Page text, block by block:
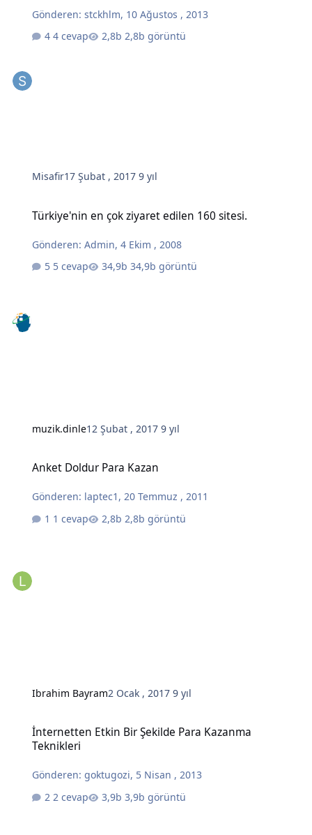
Gönderen:stckhlm, 10 Ağustos , 2013
4 cevap
2,8b görüntü
Misafir17 Şubat , 20179 yıl
Türkiye'nin en çok ziyaret edilen 160 sitesi.
Gönderen:Admin,4 Ekim , 2008
5 cevap
34,9b görüntü
muzik.dinle12 Şubat , 20179 yıl
Anket Doldur Para Kazan
Gönderen: laptec1 ,20 Temmuz , 2011
1 cevap
2,8b görüntü
Ibrahim Bayram2 Ocak , 20179 yıl
İnternetten Etkin Bir Şekilde Para Kazanma
Teknikleri
Gönderen:goktugozi, 5 Nisan , 2013
2 cevap
3,9b görüntü